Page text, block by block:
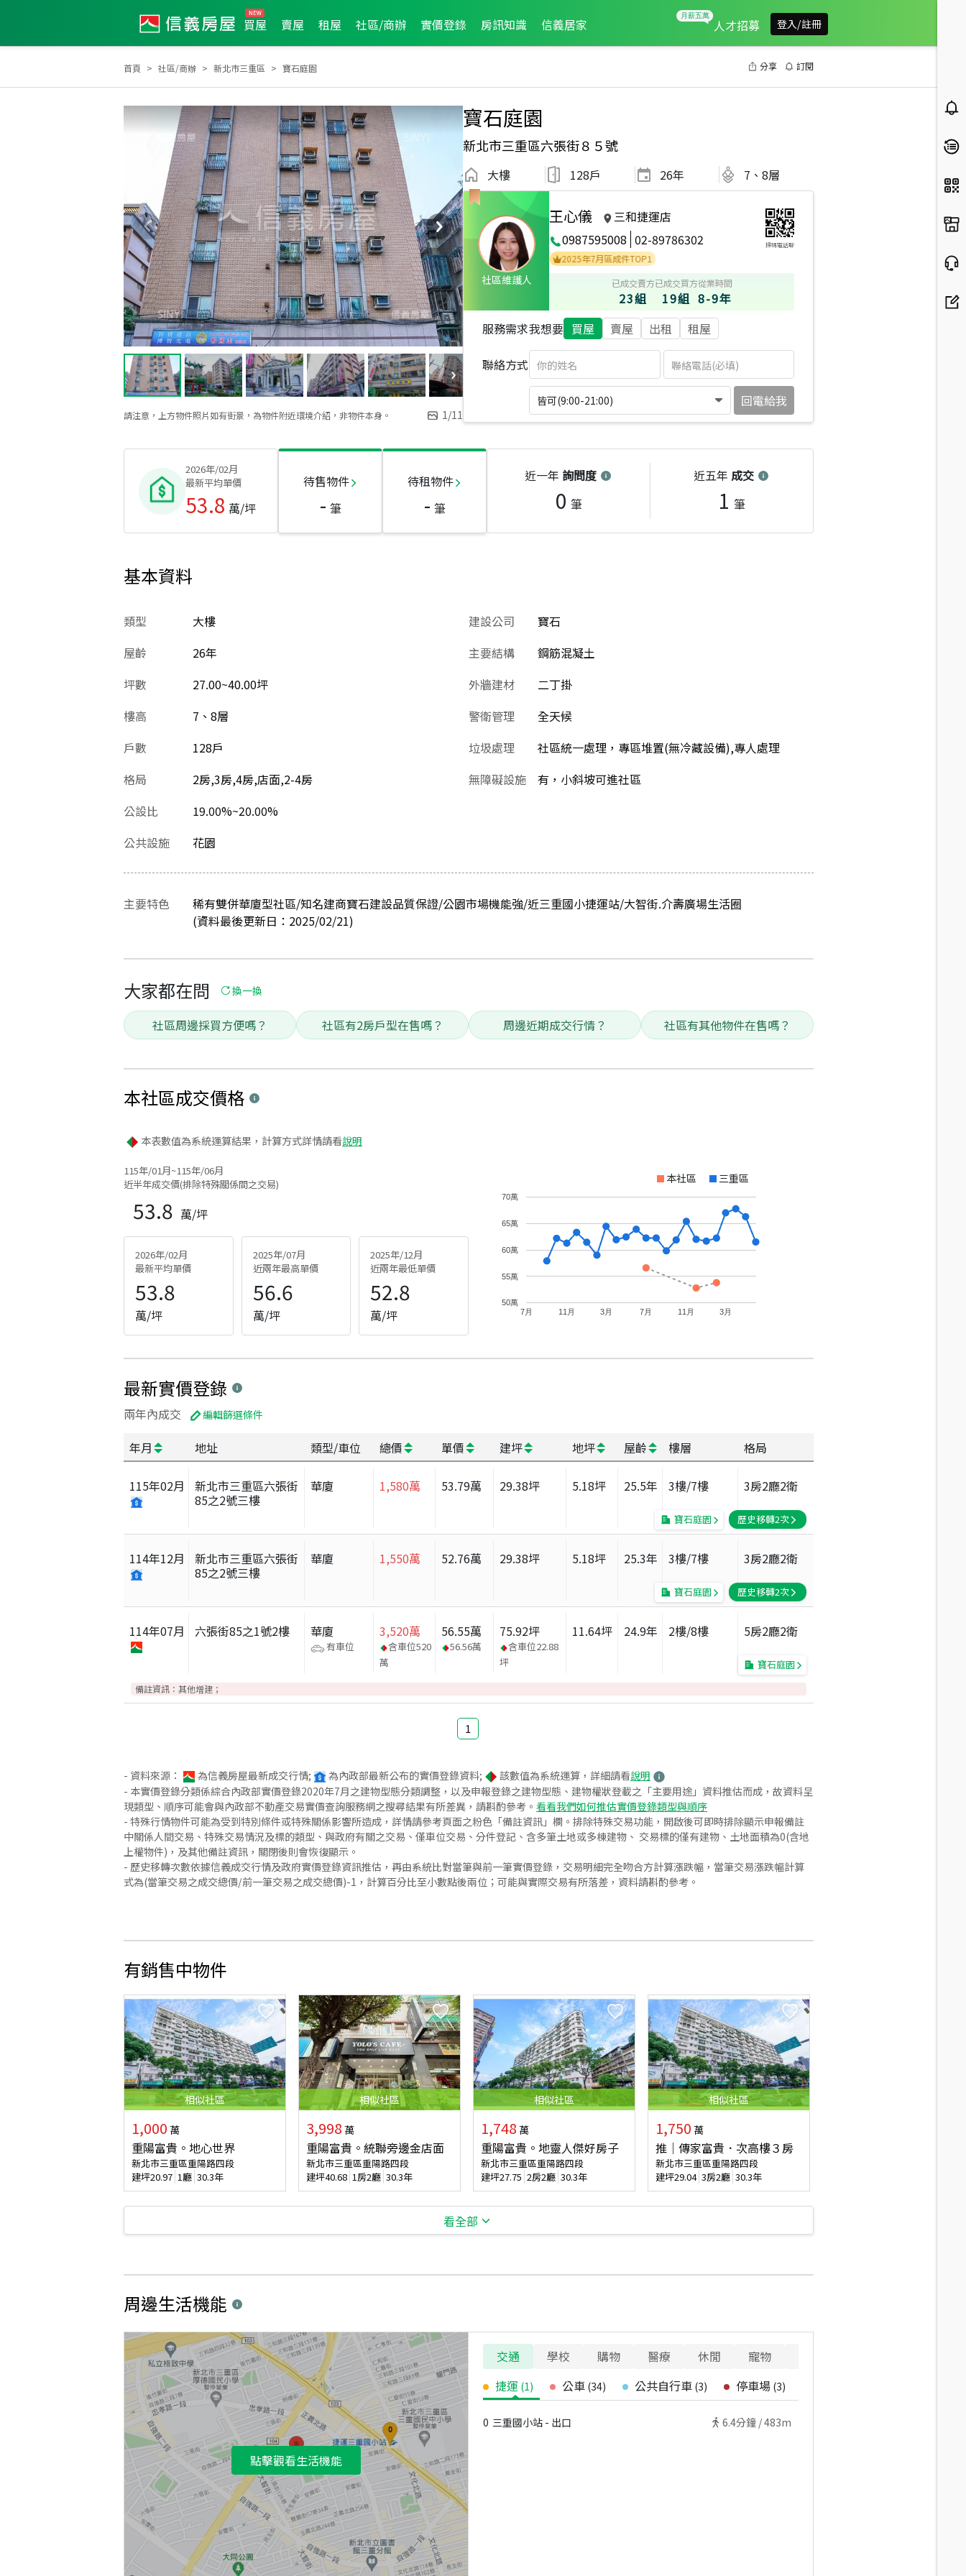
買屋 賣屋 租屋 社區/商辦 實價登錄 房訊知識 信義居家 人才招募 登入/註冊
首頁 社區/商辦 新北市三重區 寶石庭園 分享 訂閱
請注意，上方物件照片如有街景，為物件附近環境介紹，非物件本身。 1/11
寶石庭園
新北市三重區六張街８５號
大樓 128戶 26年 7、8層
社區維護人
王心儀
三和捷運店
0987595008 02-89786302 掃碼電話聊
2024年第3季度服務品質獎 2025年7月區業績TOP1 2024年5月區業績TOP1 2023年3月區業績TOP1
2025年7月區成件TOP1
已成交賣方
23組
已成交買方
19組
從業時間
8-9年
服務需求我想要 買屋 賣屋 出租 租屋
聯絡方式
皆可(9:00-21:00) 回電給我
2026年/02月
最新平均單價
53.8 萬/坪
待售物件
- 筆
待租物件
- 筆
近一年 詢問度
0 筆
近五年 成交
1 筆
基本資料
類型
大樓
屋齡
26年
坪數
27.00~40.00坪
樓高
7、8層
戶數
128戶
格局
2房,3房,4房,店面,2-4房
公設比
19.00%~20.00%
建設公司
寶石
主要結構
鋼筋混凝土
外牆建材
二丁掛
警衛管理
全天候
垃圾處理
社區統一處理，專區堆置(無冷藏設備),專人處理
無障礙設施
有，小斜坡可進社區
公共設施 花園
主要特色
稀有雙併華廈型社區/知名建商寶石建設品質保證/公園市場機能強/近三重國小捷運站/大智街.介壽廣場生活圈
(資料最後更新日：2025/02/21)
大家都在問 換一換
社區周邊採買方便嗎？ 社區有2房戶型在售嗎？ 周邊近期成交行情？ 社區有其他物件在售嗎？
本社區成交價格
本表數值為系統運算結果，計算方式詳情請看說明
115年/01月~115年/06月
近半年成交價(排除特殊關係間之交易)
53.8 萬/坪
2026年/02月
最新平均單價
53.8
萬/坪
2025年/07月
近兩年最高單價
56.6
萬/坪
2025年/12月
近兩年最低單價
52.8
萬/坪
本社區 三重區
7月 11月 3月 7月 11月 3月
50萬
55萬
60萬
65萬
70萬
最新實價登錄
兩年內成交 編輯篩選條件
年月 地址 類型/車位 總價 單價 建坪 地坪 屋齡 樓層 格局
115年02月
新北市三重區六張街
85之2號三樓
華廈 1,580萬 53.79萬 29.38坪 5.18坪 25.5年 3樓/7樓 3房2廳2衛
寶石庭園 歷史移轉2次
114年12月
新北市三重區六張街
85之2號三樓
華廈 1,550萬 52.76萬 29.38坪 5.18坪 25.3年 3樓/7樓 3房2廳2衛
寶石庭園 歷史移轉2次
114年07月 六張街85之1號2樓 華廈
有車位
3,520萬
含車位520
萬
56.55萬
56.56萬
75.92坪
含車位22.88
坪
11.64坪 24.9年 2樓/8樓 5房2廳2衛
寶石庭園
備註資訊： 其他增建；
1
- 資料來源： 為信義房屋最新成交行情; 為內政部最新公布的實價登錄資料; 該數值為系統運算，詳細請看說明
- 本實價登錄分類係綜合內政部實價登錄2020年7月之建物型態分類調整，以及申報登錄之建物型態、建物權狀登載之「主要用途」資料推估而成，故資料呈
現類型、順序可能會與內政部不動產交易實價查詢服務網之搜尋結果有所差異，請斟酌參考。 看看我們如何推估實價登錄類型與順序
- 特殊行情物件可能為受到特別條件或特殊關係影響所造成，詳情請參考頁面之粉色「備註資訊」欄。排除特殊交易功能，開啟後可即時排除顯示申報備註
中關係人間交易、特殊交易情況及標的類型、與政府有關之交易、僅車位交易、分件登記、含多筆土地或多棟建物、 交易標的僅有建物、土地面積為0(含地
上權物件)，及其他備註資訊，關閉後則會恢復顯示。
- 歷史移轉次數依據信義成交行情及政府實價登錄資訊推估，再由系統比對當筆與前一筆實價登錄，交易明細完全吻合方計算漲跌幅，當筆交易漲跌幅計算
式為(當筆交易之成交總價/前一筆交易之成交總價)-1，計算百分比至小數點後兩位；可能與實際交易有所落差，資料請斟酌參考。
有銷售中物件
相似社區
1,000 萬
重陽富貴。地心世界
新北市三重區重陽路四段
建坪20.97 1廳 30.3年
相似社區
3,998 萬
重陽富貴。統聯旁邊金店面
新北市三重區重陽路四段
建坪40.68 1房2廳 30.3年
相似社區
1,748 萬
重陽富貴。地靈人傑好房子
新北市三重區重陽路四段
建坪27.75 2房2廳 30.3年
相似社區
1,750 萬
推｜傳家富貴．次高樓３房
新北市三重區重陽路四段
建坪29.04 3房2廳 30.3年
看全部
周邊生活機能
點擊觀看生活機能
交通 學校 購物 醫療 休閒 寵物
捷運 (1) 公車 (34) 公共自行車 (3) 停車場 (3)
0 三重國小站 - 出口 6.4分鐘 /483m